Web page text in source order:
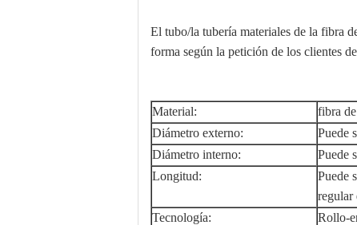
El tubo/la tubería materiales de la fibra
forma según la petición de los clientes
Material:
fibra
Diámetro externo:
Puede
Diámetro interno:
Puede
Longitud:
Puede
regular
Tecnología:
Rollo-